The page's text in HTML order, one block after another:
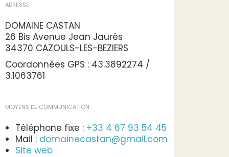
ADRESSE
DOMAINE CASTAN
26 Bis Avenue Jean Jaurès
34370 CAZOULS-LES-BEZIERS
Coordonnées GPS : 43.3892274 /
3.1063761
MOYENS DE COMMUNICATION
Téléphone fixe : +33 4 67 93 54 45
Mail : domainecastan@gmail.com
Site web